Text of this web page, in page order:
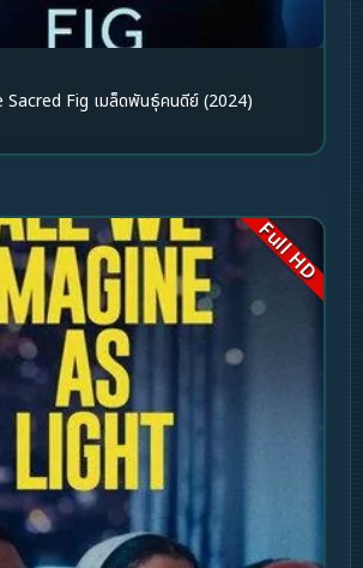
Fig เมล็ดพันธุ์คนดีย์ (2024)
Full HD